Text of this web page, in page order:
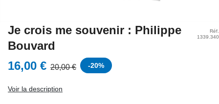
Je crois me souvenir : Philippe
Bouvard
Réf.
1339.340
16,00 € 20,00 € -20%
Voir la description